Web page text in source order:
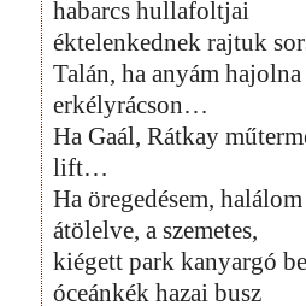
habarcs hullafoltjai
éktelenkednek rajtuk
Talán, ha anyám
erkélyrácson…
Ha Gaál, Rátkay
lift…
Ha öregedésem,
átölelve, a szemetes,
kiégett park kanyargó
óceánkék hazai busz